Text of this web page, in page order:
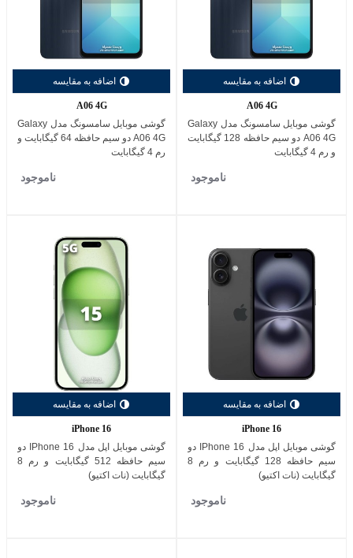
اضافه به مقایسه
A06 4G
گوشی موبایل سامسونگ مدل Galaxy
A06 4G دو سیم حافظه 128 گیگابایت
و رم 4 گیگابایت
ناموجود
اضافه به مقایسه
A06 4G
گوشی موبایل سامسونگ مدل Galaxy
A06 4G دو سیم حافظه 64 گیگابایت و
رم 4 گیگابایت
ناموجود
اضافه به مقایسه
iPhone 16
گوشی موبایل اپل مدل IPhone 16 دو
سیم حافظه 128 گیگابایت و رم 8
گیگابایت (نات اکتیو)
ناموجود
اضافه به مقایسه
iPhone 16
گوشی موبایل اپل مدل IPhone 16 دو
سیم حافظه 512 گیگابایت و رم 8
گیگابایت (نات اکتیو)
ناموجود